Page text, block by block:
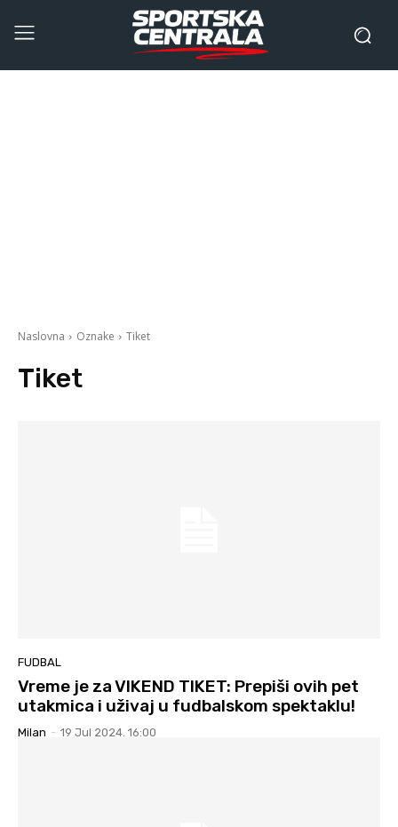
Naslovna Oznake Tiket
Tiket
FUDBAL
Vreme je za VIKEND TIKET: Prepiši ovih pet
utakmica i uživaj u fudbalskom spektaklu!
Milan - 19 Jul 2024. 16:00